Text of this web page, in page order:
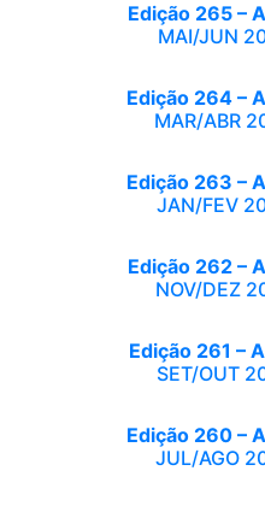
Edição 265 –
MAI/JUN
Edição 264 –
MAR/ABR
Edição 263 –
JAN/FEV
Edição 262 –
NOV/DEZ
Edição 261 –
SET/OUT
Edição 260 –
JUL/AGO